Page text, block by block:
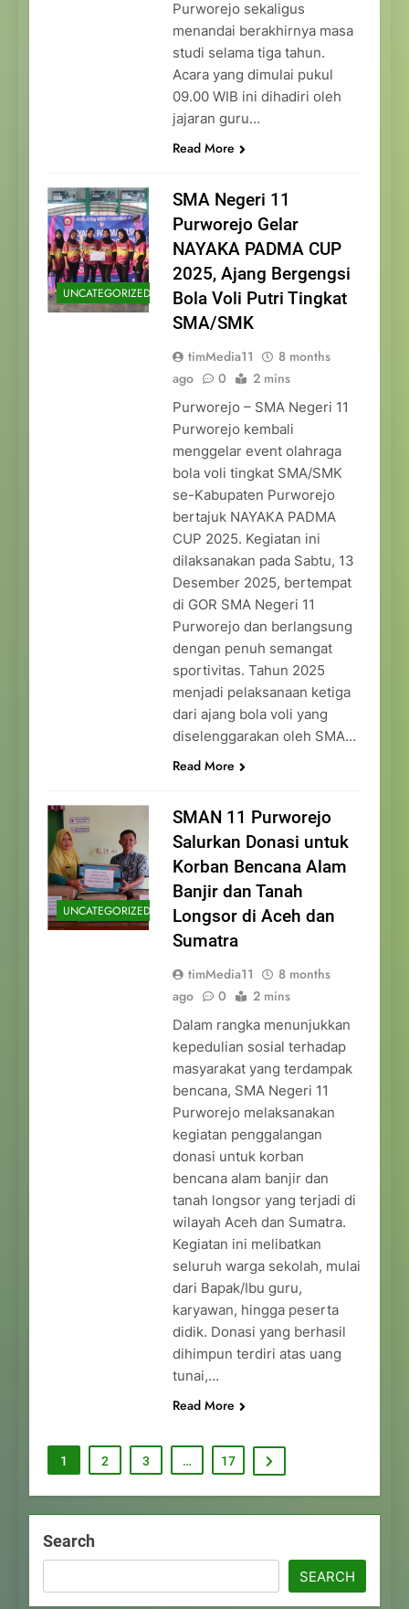
Purworejo sekaligus
menandai berakhirnya masa
studi selama tiga tahun.
Acara yang dimulai pukul
09.00 WIB ini dihadiri oleh
jajaran guru…
Read More
UNCATEGORIZED
SMA Negeri 11
Purworejo Gelar
NAYAKA PADMA CUP
2025, Ajang Bergengsi
Bola Voli Putri Tingkat
SMA/SMK
timMedia11
8 months
ago
0 2 mins
Purworejo – SMA Negeri 11
Purworejo kembali
menggelar event olahraga
bola voli tingkat SMA/SMK
se-Kabupaten Purworejo
bertajuk NAYAKA PADMA
CUP 2025. Kegiatan ini
dilaksanakan pada Sabtu, 13
Desember 2025, bertempat
di GOR SMA Negeri 11
Purworejo dan berlangsung
dengan penuh semangat
sportivitas. Tahun 2025
menjadi pelaksanaan ketiga
dari ajang bola voli yang
diselenggarakan oleh SMA…
Read More
UNCATEGORIZED
SMAN 11 Purworejo
Salurkan Donasi untuk
Korban Bencana Alam
Banjir dan Tanah
Longsor di Aceh dan
Sumatra
timMedia11
8 months
ago
0 2 mins
Dalam rangka menunjukkan
kepedulian sosial terhadap
masyarakat yang terdampak
bencana, SMA Negeri 11
Purworejo melaksanakan
kegiatan penggalangan
donasi untuk korban
bencana alam banjir dan
tanah longsor yang terjadi di
wilayah Aceh dan Sumatra.
Kegiatan ini melibatkan
seluruh warga sekolah, mulai
dari Bapak/Ibu guru,
karyawan, hingga peserta
didik. Donasi yang berhasil
dihimpun terdiri atas uang
tunai,…
Read More
1 2 3 … 17
Search
SEARCH